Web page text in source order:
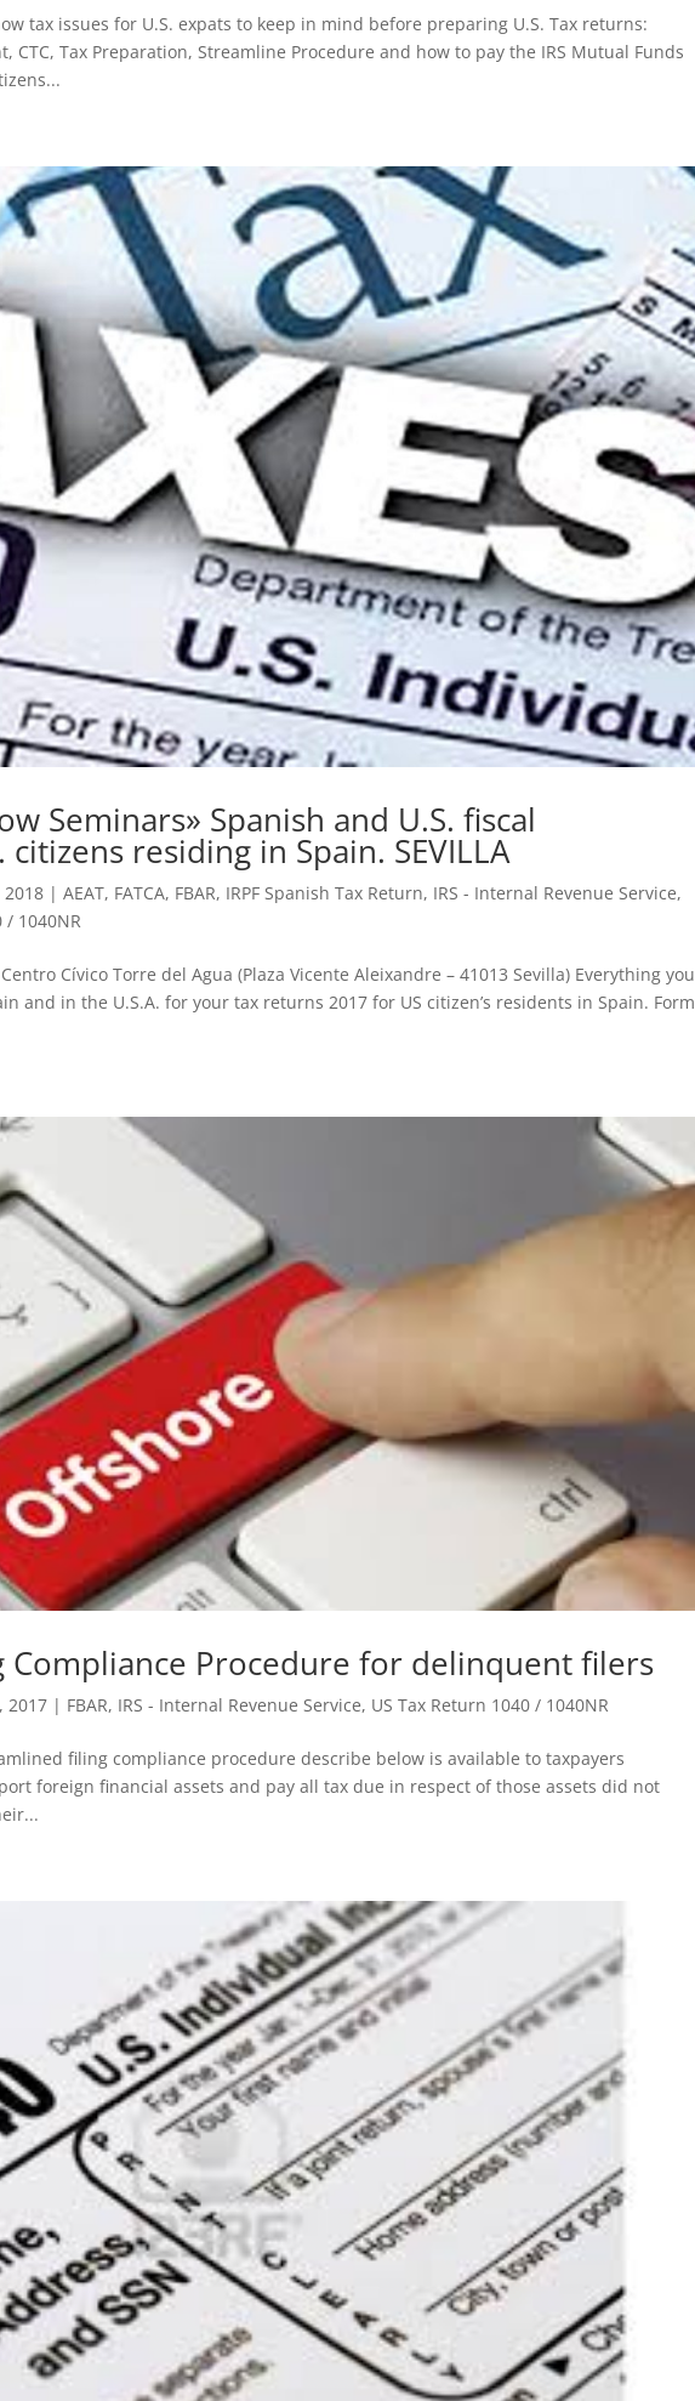
tax issues for U.S. expats to keep in mind before preparing U.S. Tax returns:
CTC, Tax Preparation, Streamline Procedure and how to pay the IRS Mutual Funds
Seminars» Spanish and U.S. fiscal
residing in Spain. SEVILLA
2018 |AEAT, FATCA, FBAR, IRPF Spanish Tax Return, IRS - Internal Revenue Service,
/ 1040NR
Cívico Torre del Agua (Plaza Vicente Aleixandre – 41013 Sevilla) Everything you
and in the U.S.A. for your tax returns 2017 for US citizen’s residents in Spain. Form
Compliance Procedure for delinquent filers
2017 | FBAR, IRS - Internal Revenue Service, US Tax Return 1040 / 1040NR
filing compliance procedure describe below is available to taxpayers
foreign financial assets and pay all tax due in respect of those assets did not